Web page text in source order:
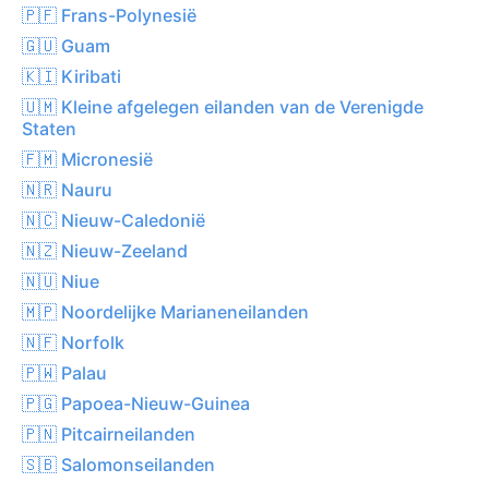
🇵🇫 Frans-Polynesië
🇬🇺 Guam
🇰🇮 Kiribati
🇺🇲 Kleine afgelegen eilanden van de Verenigde
Staten
🇫🇲 Micronesië
🇳🇷 Nauru
🇳🇨 Nieuw-Caledonië
🇳🇿 Nieuw-Zeeland
🇳🇺 Niue
🇲🇵 Noordelijke Marianeneilanden
🇳🇫 Norfolk
🇵🇼 Palau
🇵🇬 Papoea-Nieuw-Guinea
🇵🇳 Pitcairneilanden
🇸🇧 Salomonseilanden